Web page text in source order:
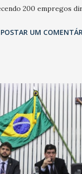
200 empregos
não foi anunciada
POSTAR UM